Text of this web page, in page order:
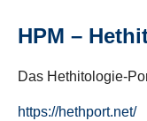
HPM –
Das Hethitologie-
https://hethport.net/